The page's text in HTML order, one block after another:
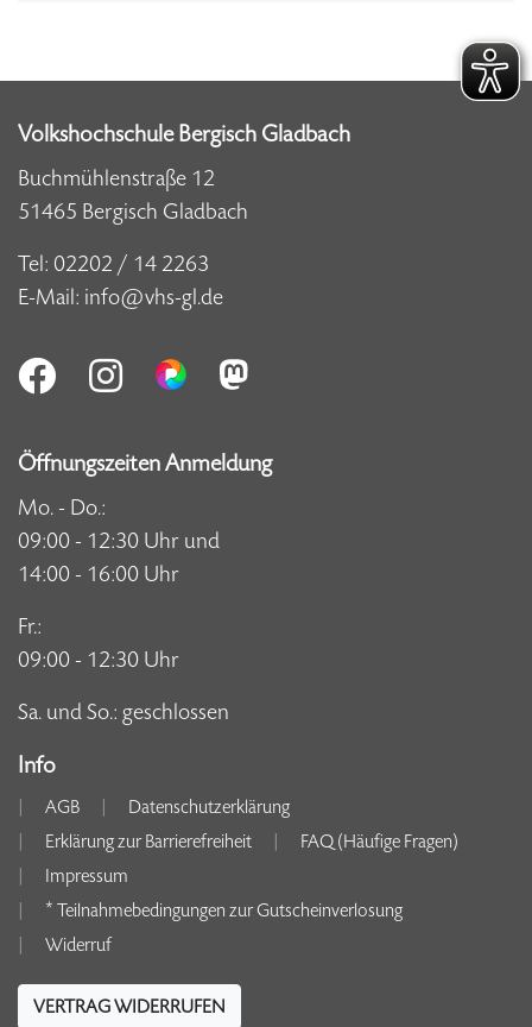
Volkshochschule Bergisch Gladbach
Buchmühlenstraße 12
51465 Bergisch Gladbach
Tel: 02202 / 14 2263
E-Mail: info@vhs-gl.de
Öffnungszeiten Anmeldung
Mo. - Do.:
09:00 - 12:30 Uhr und
14:00 - 16:00 Uhr
Fr.:
09:00 - 12:30 Uhr
Sa. und So.: geschlossen
Info
AGB
Datenschutzerklärung
Erklärung zur Barrierefreiheit
FAQ (Häufige Fragen)
Impressum
* Teilnahmebedingungen zur Gutscheinverlosung
Widerruf
VERTRAG WIDERRUFEN